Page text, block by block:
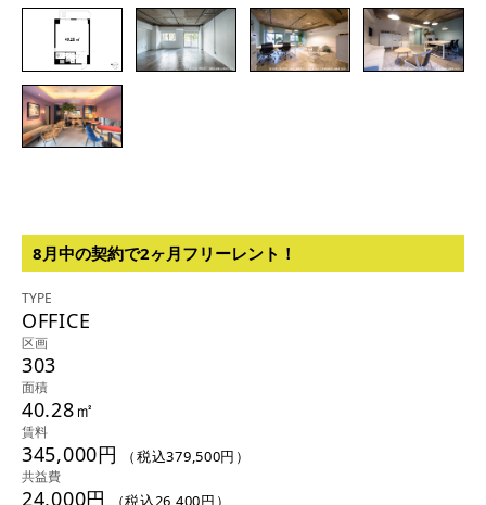
8月中の契約で2ヶ月フリーレント！
TYPE
OFFICE
区画
303
面積
40.28㎡
賃料
345,000円 （税込379,500円）
共益費
24,000円